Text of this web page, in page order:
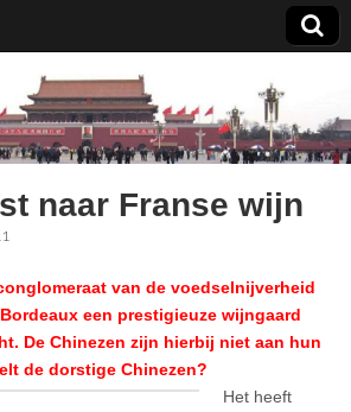
naar Franse wijn
van de voedselnijverheid
een prestigieuze wijngaard
De Chinezen zijn hierbij niet aan hun
de dorstige Chinezen?
Het heeft